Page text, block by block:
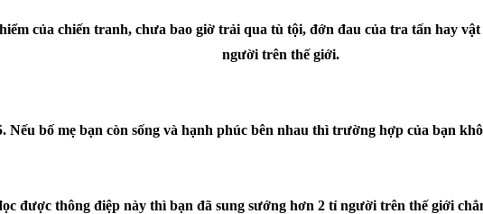
của chiến tranh, chưa bao giờ trải qua tù tội, đớn đau của tra tấn hay
người trên thế giới.
Nếu bố mẹ bạn còn sống và hạnh phúc bên nhau thì trường hợp của bạn
được thông điệp này thì bạn đã sung sướng hơn 2 tỉ người trên thế giới